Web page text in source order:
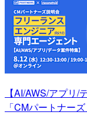
【AI/AWS/アプリ
「CMパートナー